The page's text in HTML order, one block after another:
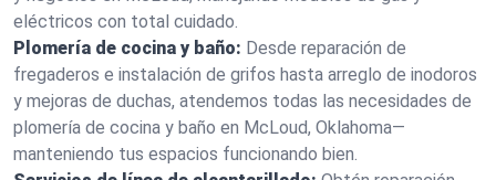
eléctricos con total cuidado.
Plomería de cocina y baño: Desde reparación de
fregaderos e instalación de grifos hasta arreglo de inodoros
y mejoras de duchas, atendemos todas las necesidades de
plomería de cocina y baño en McLoud, Oklahoma—
manteniendo tus espacios funcionando bien.